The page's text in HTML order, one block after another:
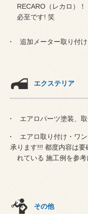
RECARO（レカロ）
必至です! 笑
追加メーター取り付け
エクステリア
エアロパーツ塗装、
エアロ取り付け・ワ
承ります!!! 都度内容は要
れている 施工例を参考
その他